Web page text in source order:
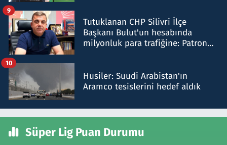
Tutuklanan CHP Silivri İlçe
Başkanı Bulut'un hesabında
milyonluk para trafiğine: Patron
9
Husiler: Suudi Arabistan'ın
Aramco tesislerini hedef aldık
10
Süper Lig Puan Durumu